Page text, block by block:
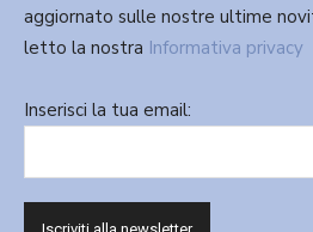
aggiornato sulle nostre ultime
letto la nostra Informativa privacy
Inserisci la tua email: